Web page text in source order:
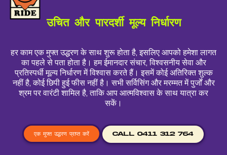
उचित और पारदर्शी मूल्य निर्धारण
हर काम एक मुफ्त उद्धरण के साथ शुरू होता है, इसलिए आपको हमेशा लागत
का पहले से पता होता है। हम ईमानदार संचार, विश्वसनीय सेवा और
प्रतिस्पर्धी मूल्य निर्धारण में विश्वास करते हैं। इसमें कोई अतिरिक्त शुल्क
नहीं है, कोई छिपी हुई फीस नहीं है। सभी सर्विसिंग और मरम्मत में पुर्जों और
श्रम पर वारंटी शामिल है, ताकि आप आत्मविश्वास के साथ यात्रा कर
सकें।
एक मुफ्त उद्धरण प्राप्त करें CALL 0411 312 764